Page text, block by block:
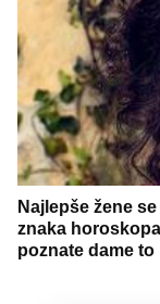
Najlepše žene
znaka
poznate dame